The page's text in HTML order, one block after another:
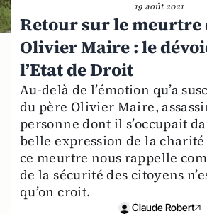
19 août 2021
Retour sur le meurtre
Olivier Maire : le
l’Etat de Droit
Au-delà de l’émotion qu’a
du père Olivier Maire,
personne dont il s’occupait
belle expression de la
ce meurtre nous rappelle
de la sécurité des citoyens
qu’on croit.
Claude Robert